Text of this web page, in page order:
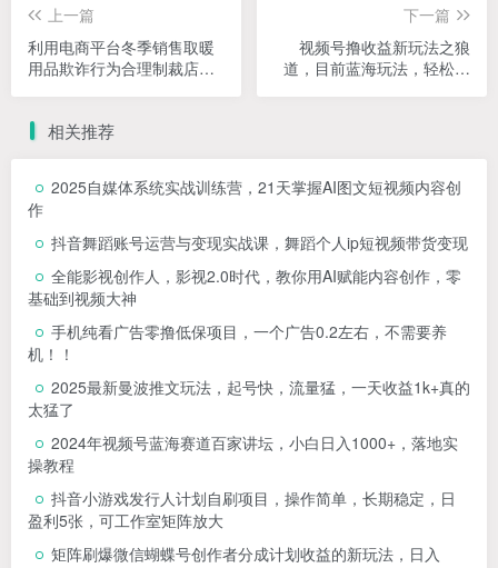
上一篇
利用电商平台冬季销售取暖
用品欺诈行为合理制裁店
下一篇
视频号撸收益新玩法之狼
道，目前蓝海玩法，轻松月
相关推荐
2025自媒体系统实战训练营，21天掌握AI图文短视频内容创
作
抖音舞蹈账号运营与变现实战课，舞蹈个人ip短视频带货变现
全能影视创作人，影视2.0时代，教你用AI赋能内容创作，​零
基础到视频大神
手机纯看广告零撸低保项目，一个广告0.2左右，不需要养
机！！
2025最新曼波推文玩法，起号快，流量猛，一天收益1k+真的
太猛了
2024年视频号蓝海赛道百家讲坛，小白日入1000+，落地实
操教程
抖音小游戏发行人计划自刷项目，操作简单，长期稳定，日
盈利5张，可工作室矩阵放大
矩阵刷爆微信蝴蝶号创作者分成计划收益的新玩法，日入